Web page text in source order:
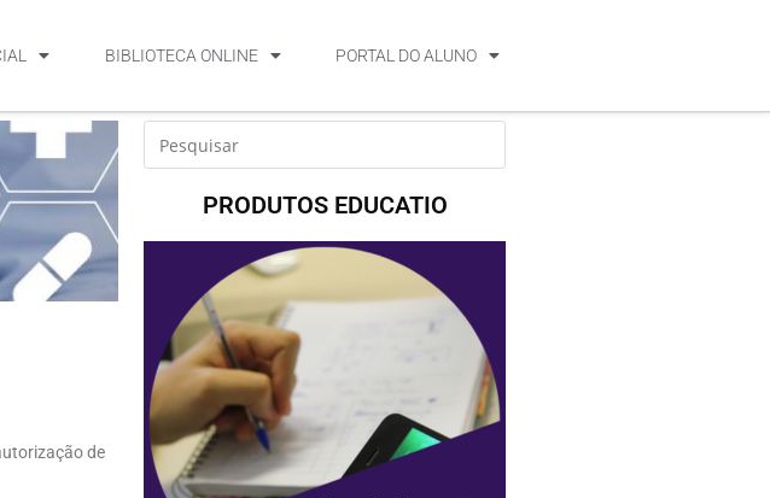
BIBLIOTECA ONLINE PORTAL DO ALUNO
de
PRODUTOS EDUCATIO